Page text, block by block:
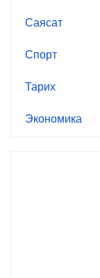
Саясат
Спорт
Тарих
Экономика